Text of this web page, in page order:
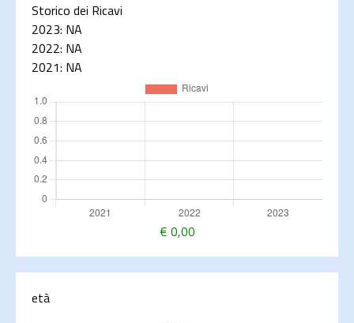
Storico dei Ricavi
2023: NA
2022: NA
2021: NA
€ 0,00
età